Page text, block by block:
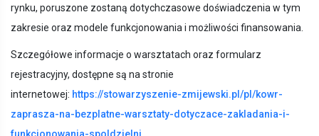
rynku, poruszone zostaną dotychczasowe doświadczenia w tym
zakresie oraz modele funkcjonowania i możliwości finansowania.
Szczegółowe informacje o warsztatach oraz formularz
rejestracyjny, dostępne są na stronie
internetowej: https://stowarzyszenie-zmijewski.pl/pl/kowr-
zaprasza-na-bezplatne-warsztaty-dotyczace-zakladania-i-